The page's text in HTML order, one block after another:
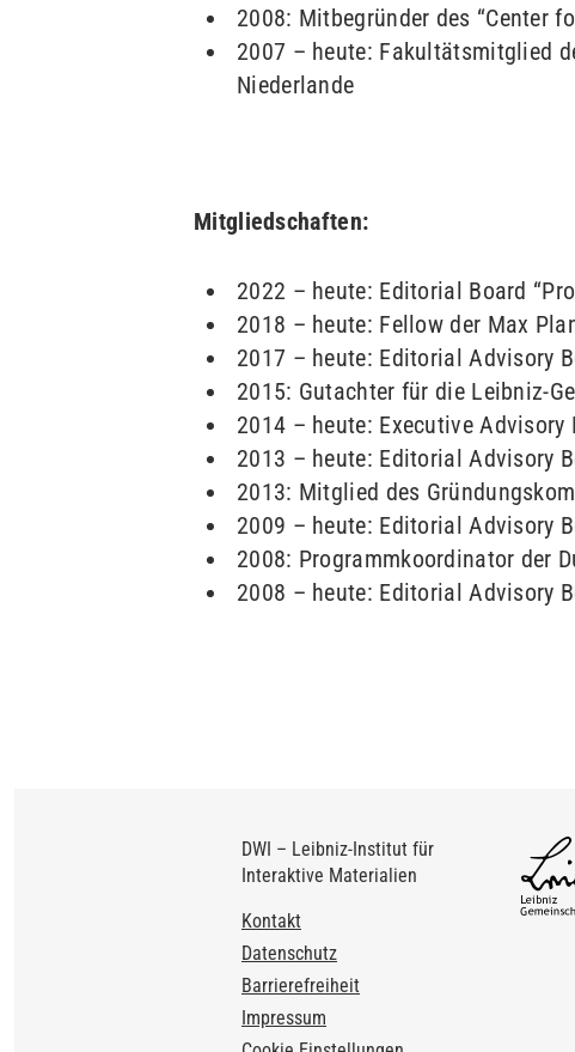
2008: Mitbegründer des “Center
2007 – heute: Fakultätsmitglied
Niederlande
Mitgliedschaften:
2022 – heute: Editorial Board
2018 – heute: Fellow der Max
2017 – heute: Editorial Advisory
2015: Gutachter für die Leibniz-
2014 – heute: Executive Advisory
2013 – heute: Editorial Advisory
2013: Mitglied des
2009 – heute: Editorial Advisory
2008: Programmkoordinator der
2008 – heute: Editorial Advisory
DWI – Leibniz-Institut für
Interaktive Materialien
Footer
Kontakt
Datenschutz
Barrierefreiheit
Impressum